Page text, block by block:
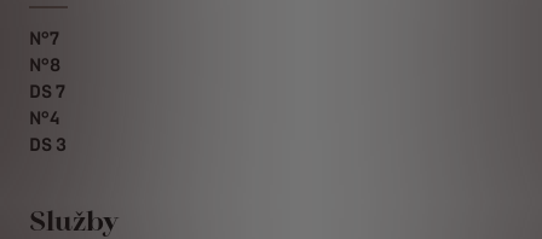
N°7
N°8
DS 7
N°4
DS 3
Služby